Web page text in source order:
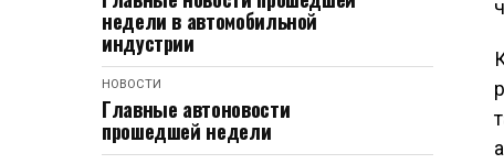
недели в автомобильной
индустрии
НОВОСТИ
Главные автоновости
прошедшей недели